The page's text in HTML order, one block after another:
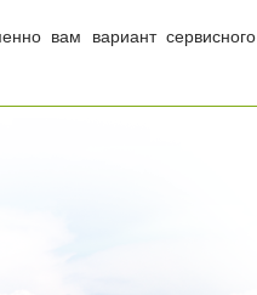
вам вариант сервисного